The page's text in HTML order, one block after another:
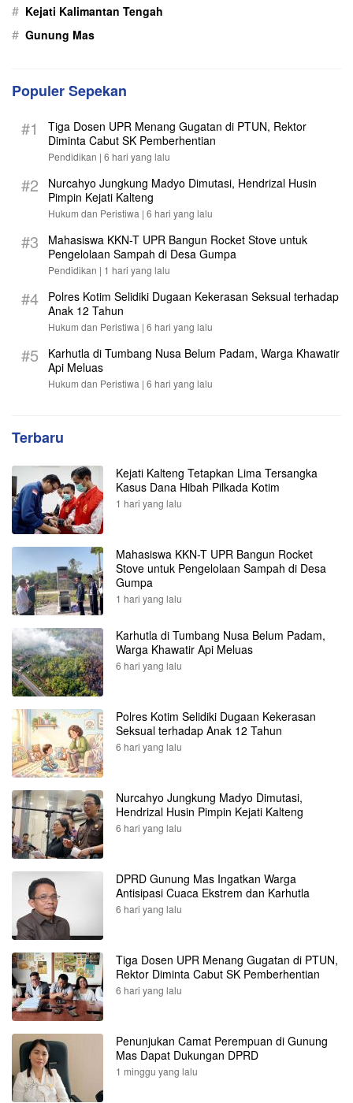
# Kejati Kalimantan Tengah
# Gunung Mas
Populer Sepekan
#1
Tiga Dosen UPR Menang Gugatan di PTUN, Rektor
Diminta Cabut SK Pemberhentian
Pendidikan | 6 hari yang lalu
#2
Nurcahyo Jungkung Madyo Dimutasi, Hendrizal Husin
Pimpin Kejati Kalteng
Hukum dan Peristiwa | 6 hari yang lalu
#3
Mahasiswa KKN-T UPR Bangun Rocket Stove untuk
Pengelolaan Sampah di Desa Gumpa
Pendidikan | 1 hari yang lalu
#4
Polres Kotim Selidiki Dugaan Kekerasan Seksual terhadap
Anak 12 Tahun
Hukum dan Peristiwa | 6 hari yang lalu
#5
Karhutla di Tumbang Nusa Belum Padam, Warga Khawatir
Api Meluas
Hukum dan Peristiwa | 6 hari yang lalu
Terbaru
Kejati Kalteng Tetapkan Lima Tersangka
Kasus Dana Hibah Pilkada Kotim
1 hari yang lalu
Mahasiswa KKN-T UPR Bangun Rocket
Stove untuk Pengelolaan Sampah di Desa
Gumpa
1 hari yang lalu
Karhutla di Tumbang Nusa Belum Padam,
Warga Khawatir Api Meluas
6 hari yang lalu
Polres Kotim Selidiki Dugaan Kekerasan
Seksual terhadap Anak 12 Tahun
6 hari yang lalu
Nurcahyo Jungkung Madyo Dimutasi,
Hendrizal Husin Pimpin Kejati Kalteng
6 hari yang lalu
DPRD Gunung Mas Ingatkan Warga
Antisipasi Cuaca Ekstrem dan Karhutla
6 hari yang lalu
Tiga Dosen UPR Menang Gugatan di PTUN,
Rektor Diminta Cabut SK Pemberhentian
6 hari yang lalu
Penunjukan Camat Perempuan di Gunung
Mas Dapat Dukungan DPRD
1 minggu yang lalu